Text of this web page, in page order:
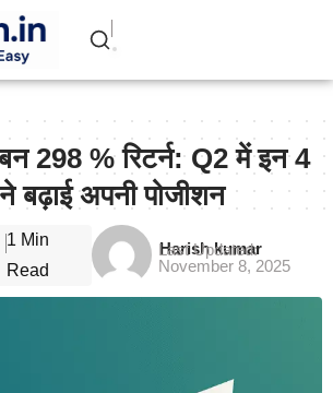
298 % रिटर्न: Q2 में इन 4
बढ़ाई अपनी पोजीशन
Harish kumar
Last Updated:
November 8, 2025
1 Min
Read